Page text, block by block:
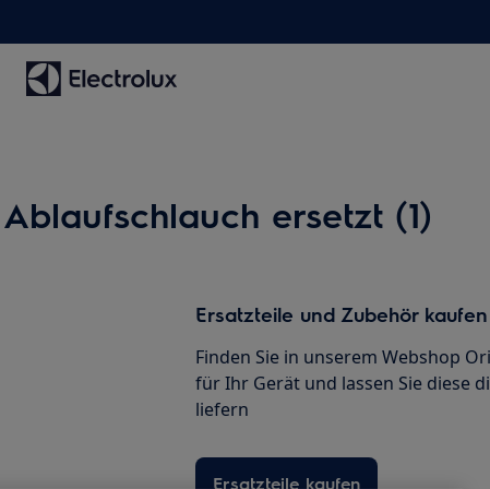
ersetzt (1)
Ersatzteile und Zubehör kaufen
Finden Sie in unserem Webshop
für Ihr Gerät und lassen Sie diese
liefern
Ersatzteile kaufen